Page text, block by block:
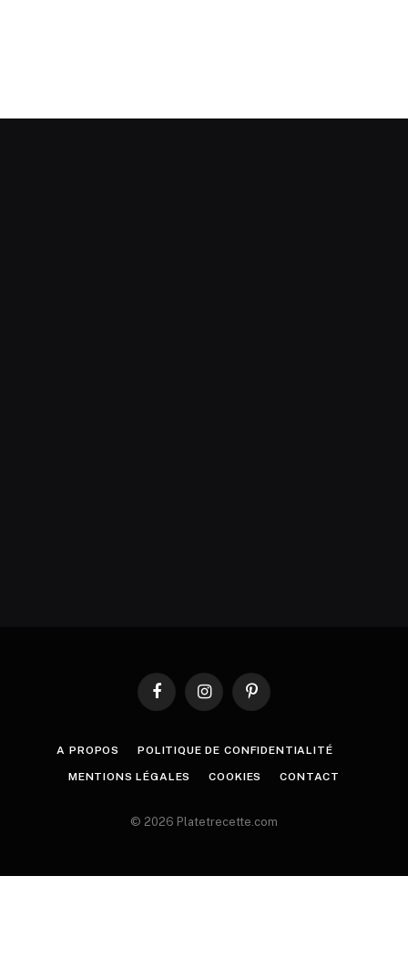
FacebookInstagramPinterest
A PROPOS POLITIQUE DE CONFIDENTIALITÉ
MENTIONS LÉGALES COOKIES CONTACT
© 2026 Platetrecette.com